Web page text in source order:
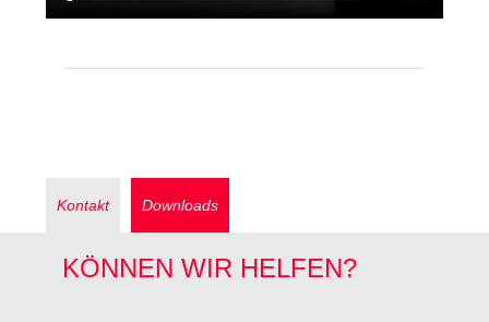
Kontakt Downloads
KÖNNEN WIR HELFEN?